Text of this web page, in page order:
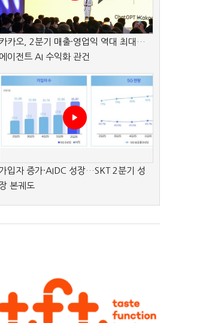
카카오, 2분기 매출·영업익 역대 최대…
에이전트 AI 수익화 관건
입자 증가·AIDC 성장…SKT 2분기 성
본궤도